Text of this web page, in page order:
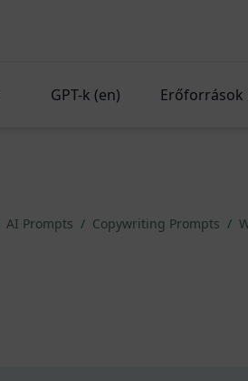
GPT-k (en) Erőforrások
AI Prompts / Copywriting Prompts /